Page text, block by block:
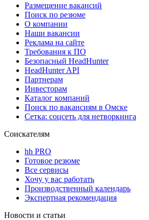
Размещение вакансий
Поиск по резюме
О компании
Наши вакансии
Реклама на сайте
Требования к ПО
Безопасный HeadHunter
HeadHunter API
Партнерам
Инвесторам
Каталог компаний
Поиск по вакансиям в Омске
Сетка: соцсеть для нетворкинга
Соискателям
hh PRO
Готовое резюме
Все сервисы
Хочу у вас работать
Производственный календарь
Экспертная рекомендация
Новости и статьи